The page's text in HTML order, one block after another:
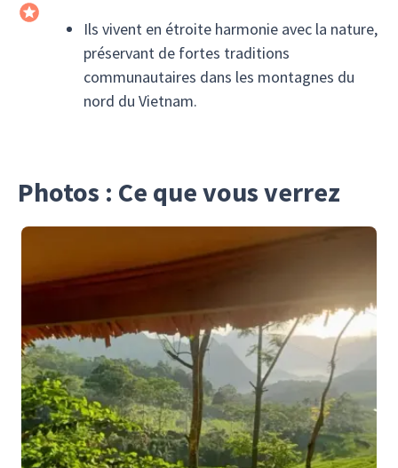
Ils vivent en étroite harmonie avec la nature,
préservant de fortes traditions
communautaires dans les montagnes du
nord du Vietnam.
Photos : Ce que vous verrez